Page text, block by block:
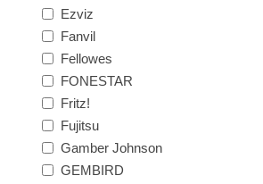
Ezviz
Fanvil
Fellowes
FONESTAR
Fritz!
Fujitsu
Gamber Johnson
GEMBIRD